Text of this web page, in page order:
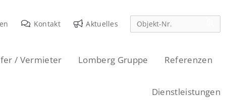
Kontakt Aktuelles
/ Vermieter Lomberg Gruppe Referenzen
Dienstleistungen